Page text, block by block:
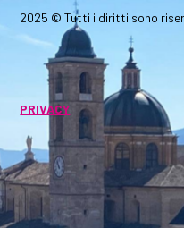
2025 © Tutti i diritti sono
PRIVACY